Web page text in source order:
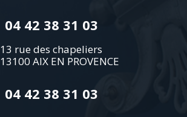
04 42 38 31 03
13 rue des chapeliers
13100 AIX EN PROVENCE
04 42 38 31 03